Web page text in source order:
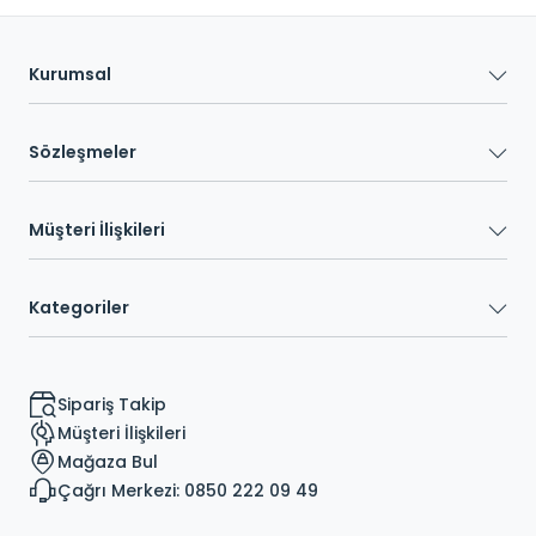
Kurumsal
Sözleşmeler
Müşteri İlişkileri
Kategoriler
Sipariş Takip
Müşteri İlişkileri
Mağaza Bul
Çağrı Merkezi: 0850 222 09 49